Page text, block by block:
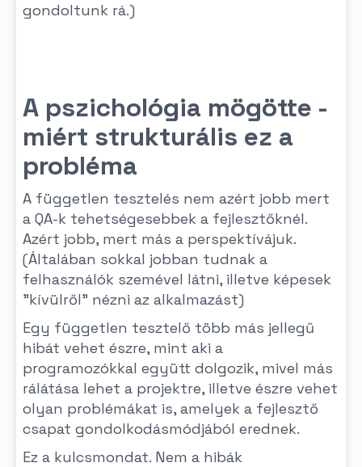
gondoltunk rá.)
A pszichológia mögötte -
miért strukturális ez a
probléma
A független tesztelés nem azért jobb mert
a QA-k tehetségesebbek a fejlesztőknél.
Azért jobb, mert más a perspektívájuk.
(Általában sokkal jobban tudnak a
felhasználók szemével látni, illetve képesek
"kívülről" nézni az alkalmazást)
Egy független tesztelő több más jellegű
hibát vehet észre, mint aki a
programozókkal együtt dolgozik, mivel más
rálátása lehet a projektre, illetve észre vehet
olyan problémákat is, amelyek a fejlesztő
csapat gondolkodásmódjából erednek.
Ez a kulcsmondat. Nem a hibák